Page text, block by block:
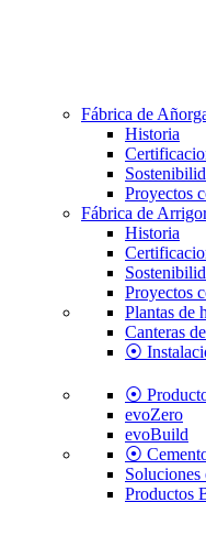
Fábrica de
Historia
Proyectos
Fábrica de
Historia
Proyectos
Plantas de
Canteras
⦿
⦿
evoZero
evoBuild
⦿
Soluciones
Productos